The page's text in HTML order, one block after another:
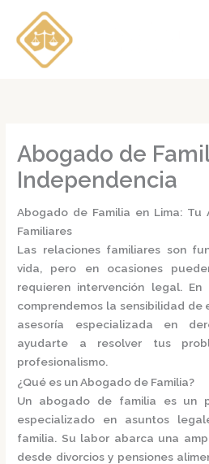
contenido
Abogado de
Independencia
Abogado de Familia en Lima: Tu
Familiares
Las relaciones familiares son
vida, pero en ocasiones
requieren intervención legal. En
comprendemos la sensibilidad de
asesoría especializada en
ayudarte a resolver tus
profesionalismo.
¿Qué es un Abogado de Familia?
Un abogado de familia es un
especializado en asuntos
familia. Su labor abarca una
desde divorcios y pensiones